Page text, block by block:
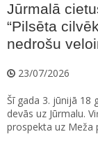
Jūrmalā
“Pilsēta
nedrošu
23/07/2026
Šī gada 3. jūnijā 18
devās uz Jūrmalu.
prospekta uz Meža